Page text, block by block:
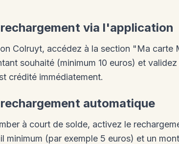
via l'application
Colruyt, accédez à la section "Ma carte
souhaité (minimum 10 euros) et
crédité immédiatement.
automatique
à court de solde, activez le
minimum (par exemple 5 euros) et un